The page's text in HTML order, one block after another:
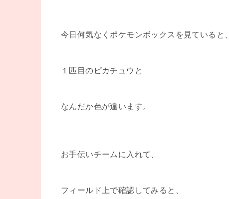
今日何気なくポケモンボックスを見ていると、
１匹目のピカチュウと
なんだか色が違います。
お手伝いチームに入れて、
フィールド上で確認してみると、